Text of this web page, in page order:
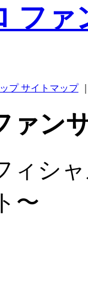
サイトマップ
ァン
ィシ
〜